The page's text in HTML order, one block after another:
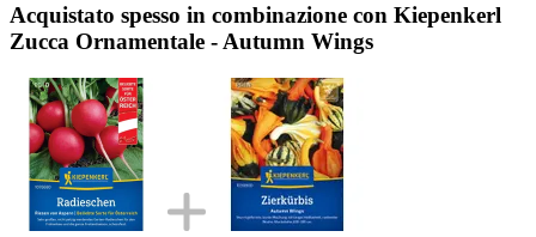
Acquistato spesso in combinazione con Kiepenkerl
Zucca Ornamentale - Autumn Wings